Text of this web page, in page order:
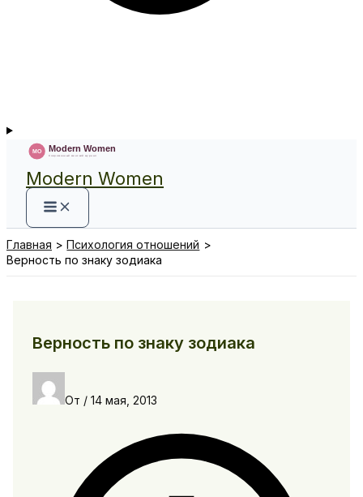
Modern Women
Главная
Психология отношений
Верность по знаку зодиака
Верность по знаку зодиака
От / 14 мая, 2013